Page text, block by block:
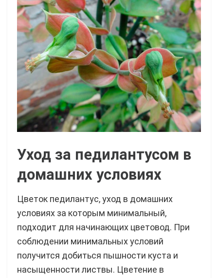
Уход за педилантусом в
домашних условиях
Цветок педилантус, уход в домашних
условиях за которым минимальный,
подходит для начинающих цветовод. При
соблюдении минимальных условий
получится добиться пышности куста и
насыщенности листвы. Цветение в